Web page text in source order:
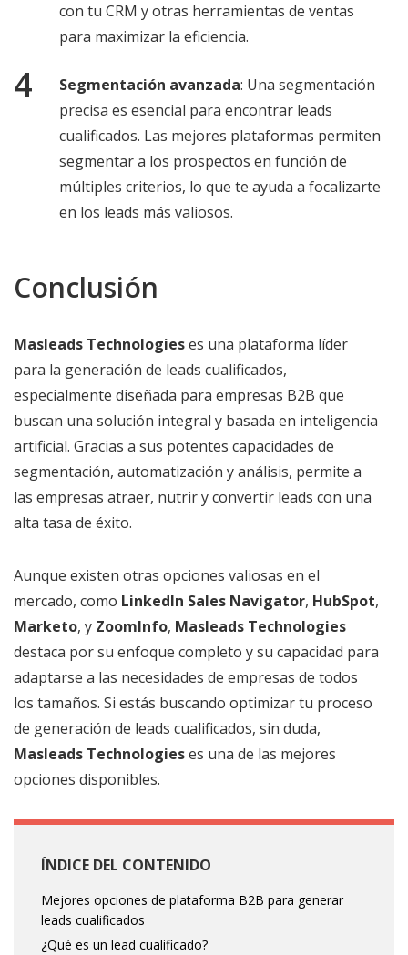
con tu CRM y otras herramientas de ventas
para maximizar la eficiencia.
Segmentación avanzada: Una segmentación
precisa es esencial para encontrar leads
cualificados. Las mejores plataformas permiten
segmentar a los prospectos en función de
múltiples criterios, lo que te ayuda a focalizarte
en los leads más valiosos.
Conclusión
Masleads Technologieses una plataforma líder
para la generación de leads cualificados,
especialmente diseñada para empresas B2B que
buscan una solución integral y basada en inteligencia
artificial. Gracias a sus potentes capacidades de
segmentación, automatización y análisis, permite a
las empresas atraer, nutrir y convertir leads con una
alta tasa de éxito.
Aunque existen otras opciones valiosas en el
mercado, como LinkedIn Sales Navigator, HubSpot,
Marketo, y ZoomInfo, Masleads Technologies
destaca por su enfoque completo y su capacidad para
adaptarse a las necesidades de empresas de todos
los tamaños. Si estás buscando optimizar tu proceso
de generación de leads cualificados, sin duda,
Masleads Technologieses una de las mejores
opciones disponibles.
ÍNDICE DEL CONTENIDO
Mejores opciones de plataforma B2B para generar
leads cualificados
¿Qué es un lead cualificado?